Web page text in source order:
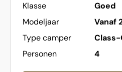
Klasse
Goed
Modeljaar
Vanaf
Type camper
Class-
Personen
4